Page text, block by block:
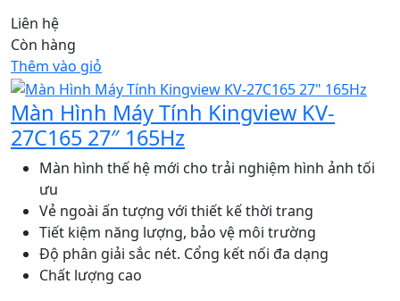
Liên hệ
Còn hàng
Thêm vào giỏ
Màn Hình Máy Tính Kingview KV-
27C165 27″ 165Hz
Màn hình thế hệ mới cho trải nghiệm hình ảnh tối
ưu
Vẻ ngoài ấn tượng với thiết kế thời trang
Tiết kiệm năng lượng, bảo vệ môi trường
Độ phân giải sắc nét. Cổng kết nối đa dạng
Chất lượng cao